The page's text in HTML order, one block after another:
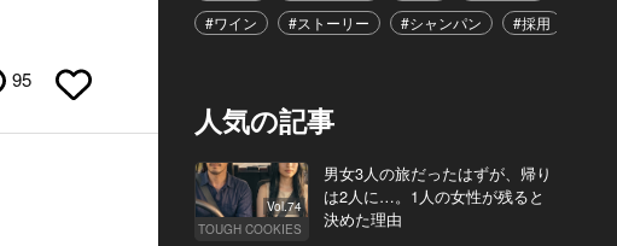
95
#ワイン
#ストーリー #シャンパン #採用
人気の記事
Vol.74
TOUGH COOKIES
男女3人の旅だったはずが、帰り
は2人に…。1人の女性が残ると
決めた理由